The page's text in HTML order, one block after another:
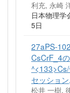
利充, 永崎
日本物理学
5日
27aPS-
CsCrF_4
セッショ
松井 一樹,